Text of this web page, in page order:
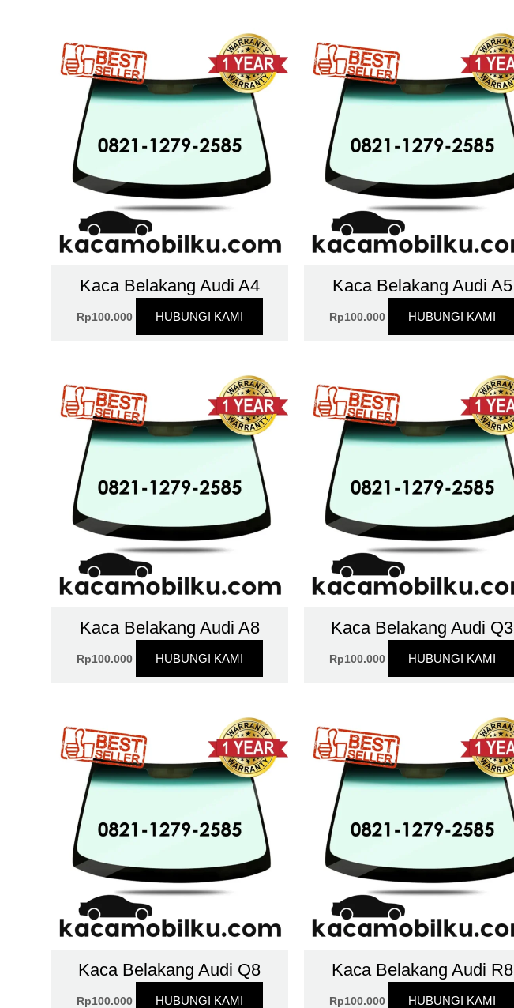
Kaca Belakang Audi A4
Rp100.000 HUBUNGI KAMI
Kaca Belakang Audi A5
Rp100.000 HUBUNGI KAMI
Kaca Belakang Audi A8
Rp100.000 HUBUNGI KAMI
Kaca Belakang Audi Q3
Rp100.000 HUBUNGI KAMI
Kaca Belakang Audi Q8
Rp100.000 HUBUNGI KAMI
Kaca Belakang Audi R8
Rp100.000 HUBUNGI KAMI